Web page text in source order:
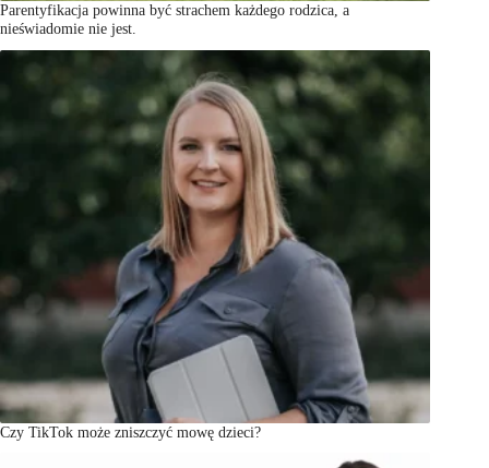
Parentyfikacja powinna być strachem każdego rodzica, a
nieświadomie nie jest.
Czy TikTok może zniszczyć mowę dzieci?